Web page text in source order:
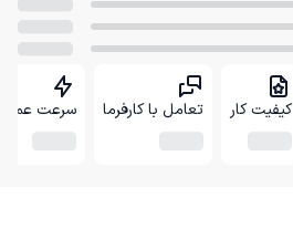
کیفیت کار تعامل با کارفرما سرعت عمل